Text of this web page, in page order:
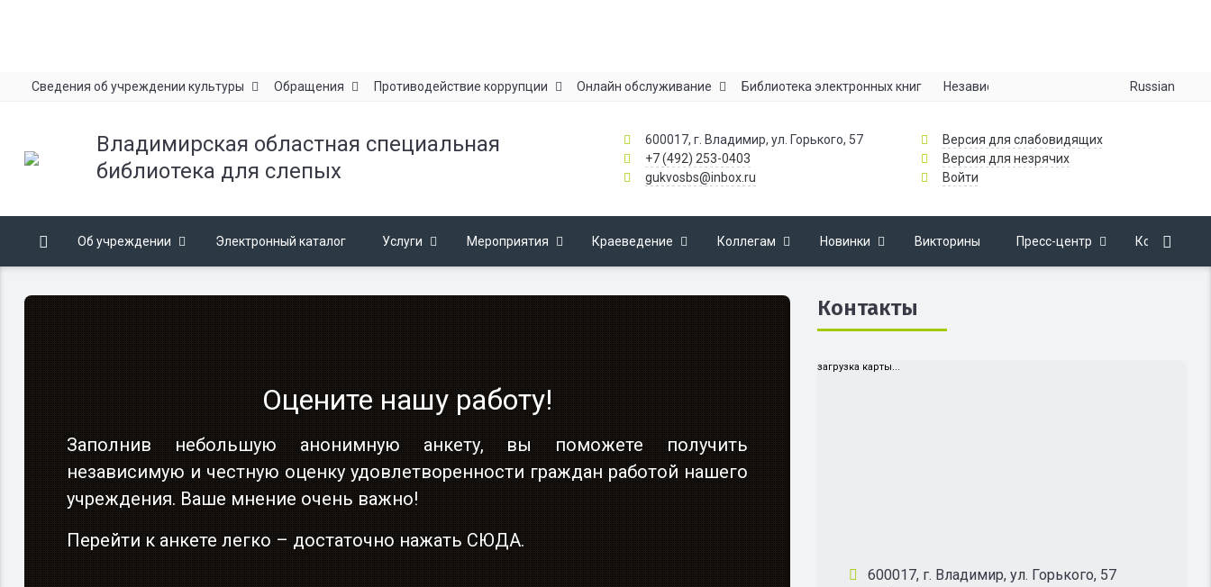
Сведения об учреждении культуры Обращения Противодействие коррупции Онлайн обслуживание Библиотека электронных книг Независимая оценка качества Russian
Владимирская областная специальная
библиотека для слепых
600017, г. Владимир, ул. Горького, 57
+7 (492) 253-0403
gukvosbs@inbox.ru
Версия для слабовидящих
Версия для незрячих
Войти
Об учреждении Электронный каталог Услуги Мероприятия Краеведение Коллегам Новинки Викторины Пресс-центр Контакты
Оцените нашу работу!
Заполнив небольшую анонимную анкету, вы поможете получить
независимую и честную оценку удовлетворенности граждан работой нашего
учреждения. Ваше мнение очень важно!
Перейти к анкете легко – достаточно нажать СЮДА.
Контакты
загрузка карты...
600017, г. Владимир, ул. Горького, 57